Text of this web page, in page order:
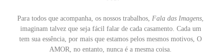
Para todos que acompanha, os nossos trabalhos, Fala das Imagens
imaginam talvez que seja fácil falar de cada casamento. Cada um
tem sua essência, por mais que estamos pelos mesmos motivos, O
AMOR, no entanto, nunca é a mesma coisa.